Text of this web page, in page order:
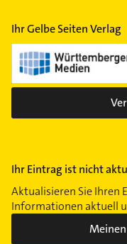
Ihr Gelbe Seiten Verlag
Ihr Eintrag ist nicht
Aktualisieren Sie Ihren
Informationen aktuell